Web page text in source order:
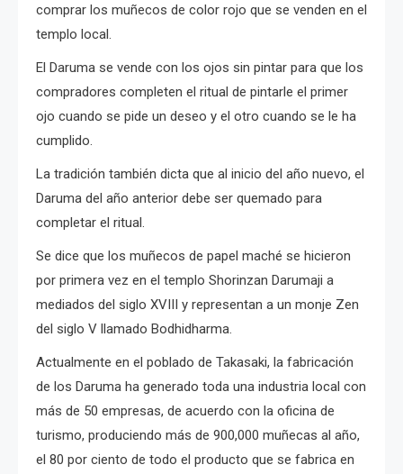
comprar los muñecos de color rojo que se venden en el
templo local.
El Daruma se vende con los ojos sin pintar para que los
compradores completen el ritual de pintarle el primer
ojo cuando se pide un deseo y el otro cuando se le ha
cumplido.
La tradición también dicta que al inicio del año nuevo, el
Daruma del año anterior debe ser quemado para
completar el ritual.
Se dice que los muñecos de papel maché se hicieron
por primera vez en el templo Shorinzan Darumaji a
mediados del siglo XVIII y representan a un monje Zen
del siglo V llamado Bodhidharma.
Actualmente en el poblado de Takasaki, la fabricación
de los Daruma ha generado toda una industria local con
más de 50 empresas, de acuerdo con la oficina de
turismo, produciendo más de 900,000 muñecas al año,
el 80 por ciento de todo el producto que se fabrica en